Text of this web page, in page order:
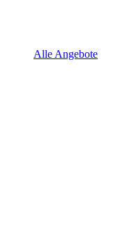
Alle Angebote